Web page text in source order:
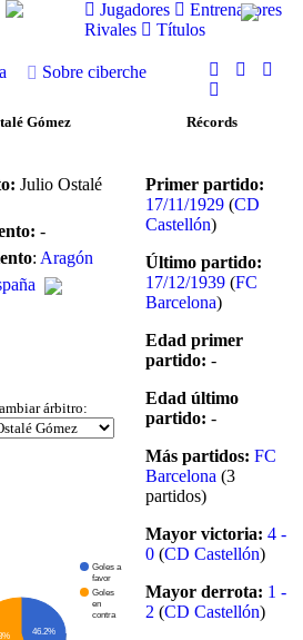
Jugadores
Entrenadores
Rivales
Títulos
Sobre ciberche
Gómez
Julio Ostalé
-
: Aragón
árbitro:
Goles a
favor
Goles
en
contra
46.2%
Récords
Primer partido:
17/11/1929 (CD
Castellón)
Último partido:
17/12/1939 (FC
Barcelona)
Edad primer
partido: -
Edad último
partido: -
Más partidos:FC
Barcelona (3
partidos)
Mayor victoria: 4 -
0 (CD Castellón)
Mayor derrota: 1 -
2 (CD Castellón)